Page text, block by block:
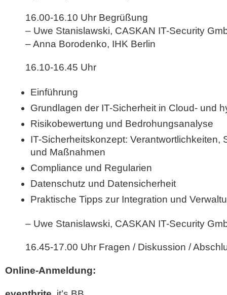
16.00-16.10 Uhr Begrüßung
– Uwe Stanislawski, CASKAN IT-Security
– Anna Borodenko, IHK Berlin
16.10-16.45 Uhr
Einführung
Grundlagen der IT-Sicherheit in Cloud- und
Risikobewertung und Bedrohungsanalyse
IT-Sicherheitskonzept: Verantwortlichkeiten,
und Maßnahmen
Compliance und Regularien
Datenschutz und Datensicherheit
Praktische Tipps zur Integration und
– Uwe Stanislawski, CASKAN IT-Security
16.45-17.00 Uhr Fragen / Diskussion /
Online-Anmeldung: